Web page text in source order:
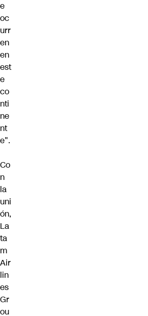
e
oc
urr
en
en
est
e
co
nti
ne
nt
e".
Co
n
la
uni
ón,
La
ta
m
Air
lin
es
Gr
ou